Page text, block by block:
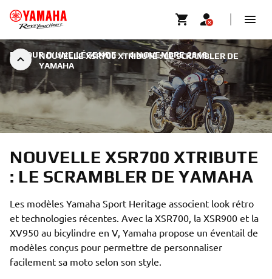
NOUVELLE XSR700 XTRIBUTE : LE SCRAMBLER DE
YAMAHA
RETOUR D'UNE LÉGENDE | 4 NOVEMBRE 2018
NOUVELLE XSR700 XTRIBUTE
: LE SCRAMBLER DE YAMAHA
Les modèles Yamaha Sport Heritage associent look rétro
et technologies récentes. Avec la XSR700, la XSR900 et la
XV950 au bicylindre en V, Yamaha propose un éventail de
modèles conçus pour permettre de personnaliser
facilement sa moto selon son style.